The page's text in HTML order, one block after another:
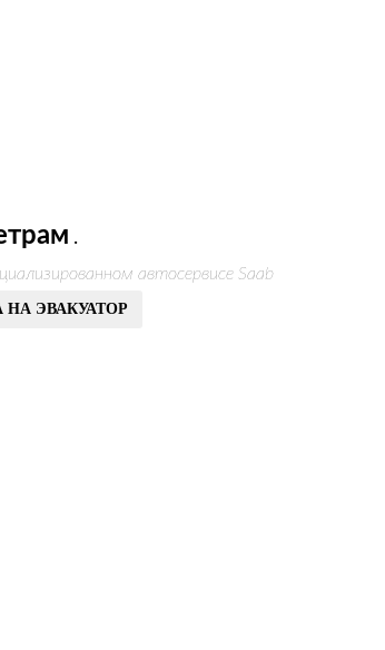
.
автосервисе Saab
ЗАЯВКА НА ЭВАКУАТОР